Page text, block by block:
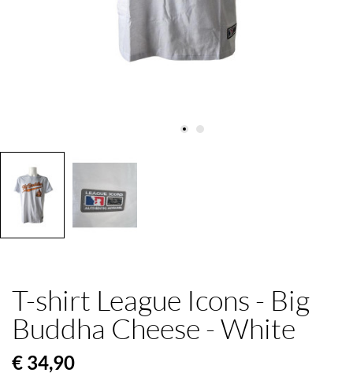
T-shirt League Icons - Big
Buddha Cheese - White
€ 34,90